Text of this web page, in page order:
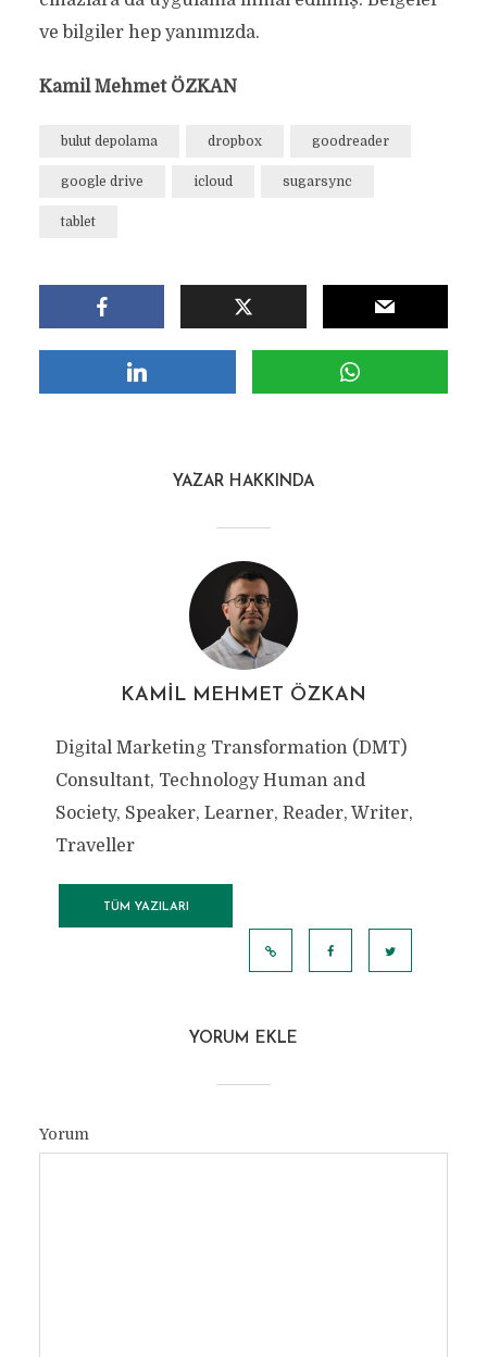
ve bilgiler hep yanımızda.
Kamil Mehmet ÖZKAN
bulut depolama dropbox goodreader
google drive icloud sugarsync
tablet
YAZAR HAKKINDA
KAMIL MEHMET ÖZKAN
Digital Marketing Transformation (DMT)
Consultant, Technology Human and
Society, Speaker, Learner, Reader, Writer,
Traveller
TÜM YAZILARI
YORUM EKLE
Yorum